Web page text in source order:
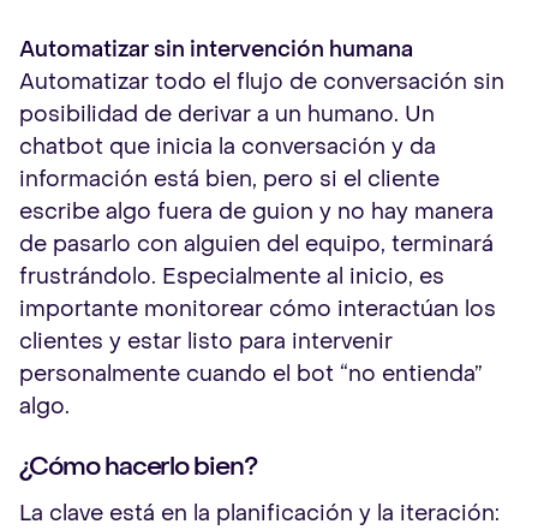
Automatizar sin intervención humana
Automatizar todo el flujo de conversación sin
posibilidad de derivar a un humano. Un
chatbot que inicia la conversación y da
información está bien, pero si el cliente
escribe algo fuera de guion y no hay manera
de pasarlo con alguien del equipo, terminará
frustrándolo. Especialmente al inicio, es
importante monitorear cómo interactúan los
clientes y estar listo para intervenir
personalmente cuando el bot “no entienda”
algo.
¿Cómo hacerlo bien?
La clave está en la planificación y la iteración: